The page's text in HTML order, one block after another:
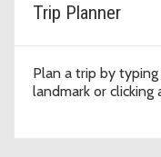
Trip Planner
Plan a trip by typing
landmark or clicking